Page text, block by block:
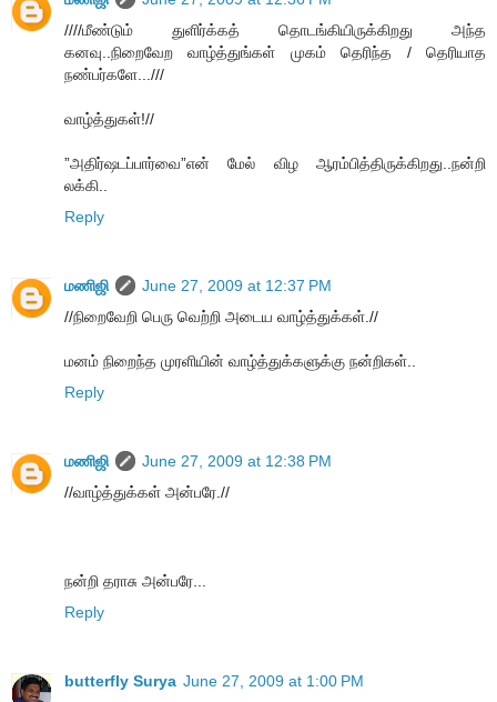
////மீண்டும் துளிர்க்கத் தொடங்கியிருக்கிறது அந்த
கனவு..நிறைவேற வாழ்த்துங்கள் முகம் தெரிந்த / தெரியாத
நண்பர்களே...///
வாழ்த்துகள்!//
”அதிர்ஷடப்பார்வை”என் மேல் விழ ஆரம்பித்திருக்கிறது..நன்றி
லக்கி..
Reply
மணிஜி
June 27, 2009 at 12:37 PM
//நிறைவேறி பெரு வெற்றி அடைய வாழ்த்துக்கள்.//
மனம் நிறைந்த முரளியின் வாழ்த்துக்களுக்கு நன்றிகள்..
Reply
மணிஜி
June 27, 2009 at 12:38 PM
//வாழ்த்துக்கள் அன்பரே.//
நன்றி தராசு அன்பரே...
Reply
butterfly Surya June 27, 2009 at 1:00 PM